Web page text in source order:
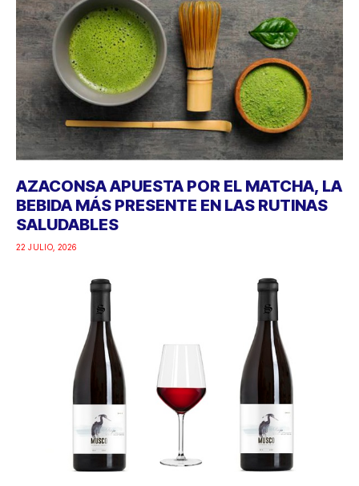
AZACONSA APUESTA POR EL MATCHA, LA
BEBIDA MÁS PRESENTE EN LAS RUTINAS
SALUDABLES
22 JULIO, 2026